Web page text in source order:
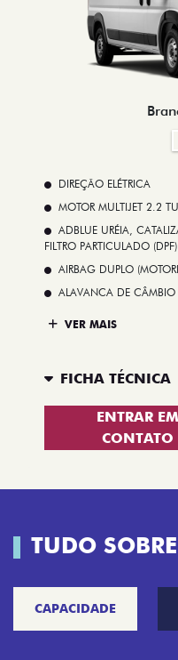
DIREÇÃO ELÉTRICA
MOTOR MULTIJET 2.2
ADBLUE URÉIA,
FILTRO PARTICULADO (DPF)
AIRBAG DUPLO
ALAVANCA DE CÂMBIO
VER MAIS
FICHA TÉCNICA
ENTRAR EM
CONTATO
TUDO
CAPACIDADE